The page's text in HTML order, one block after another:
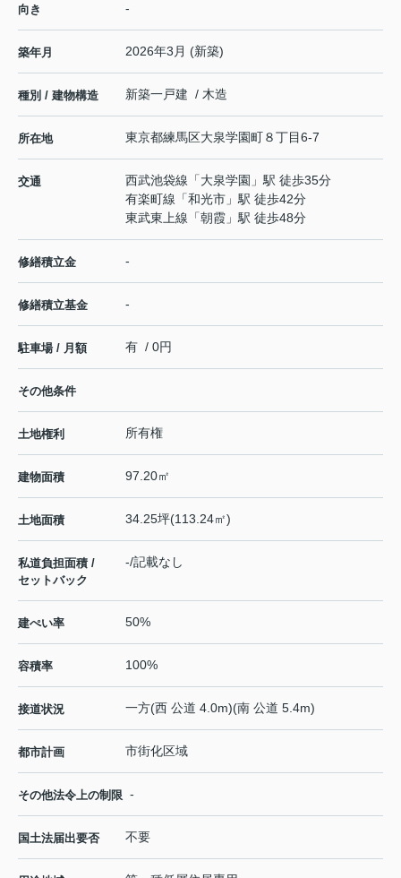
向き -
築年月 2026年3月 (新築)
種別 / 建物構造 新築一戸建 / 木造
所在地 東京都練馬区大泉学園町８丁目6-7
交通 西武池袋線 「大泉学園 」駅 徒歩35分
有楽町線 「和光市 」駅 徒歩42分
東武東上線 「朝霞 」駅 徒歩48分
修繕積立金 -
修繕積立基金 -
駐車場 / 月額 有 / 0円
その他条件
土地権利 所有権
建物面積 97.20㎡
土地面積 34.25坪(113.24㎡)
私道負担面積 /
セットバック
-/記載なし
建ぺい率 50%
容積率 100%
接道状況 一方(西 公道 4.0m)(南 公道 5.4m)
都市計画 市街化区域
その他法令上の制限 -
国土法届出要否 不要